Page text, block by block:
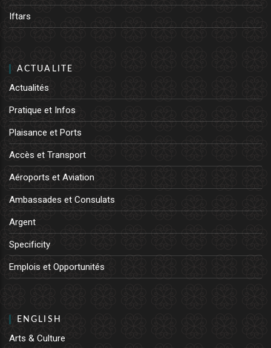
Iftars
ACTUALITE
Actualités
Pratique et Infos
Plaisance et Ports
Accès et Transport
Aéroports et Aviation
Ambassades et Consulats
Argent
Specificity
Emplois et Opportunités
ENGLISH
Arts & Culture